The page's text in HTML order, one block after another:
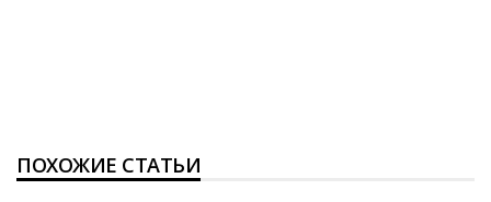
ПОХОЖИЕ СТАТЬИ